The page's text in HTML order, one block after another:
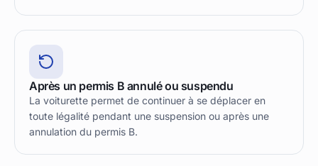
Après un permis B annulé ou suspendu
La voiturette permet de continuer à se déplacer en
toute légalité pendant une suspension ou après une
annulation du permis B.